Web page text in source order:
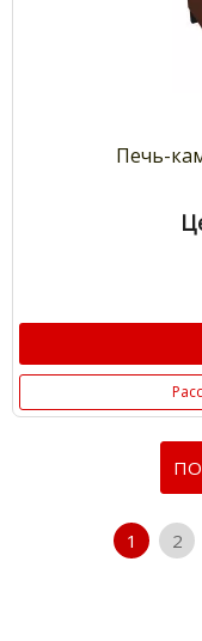
Печь-
1 2